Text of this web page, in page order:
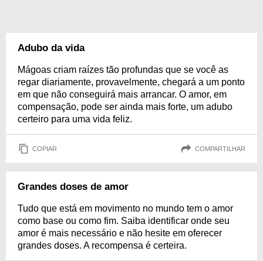
Adubo da vida
Mágoas criam raízes tão profundas que se você as
regar diariamente, provavelmente, chegará a um ponto
em que não conseguirá mais arrancar. O amor, em
compensação, pode ser ainda mais forte, um adubo
certeiro para uma vida feliz.
COPIAR COMPARTILHAR
Grandes doses de amor
Tudo que está em movimento no mundo tem o amor
como base ou como fim. Saiba identificar onde seu
amor é mais necessário e não hesite em oferecer
grandes doses. A recompensa é certeira.